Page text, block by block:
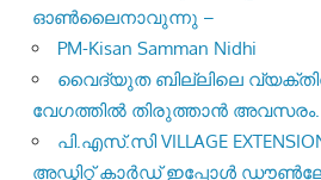
ഓൺലൈനാവുന്നു –
PM-Kisan Samman Nidhi
വൈദ്യുത ബില്ലിലെ
വേഗത്തിൽ തിരുത്താൻ അവസരം.
പി.എസ്.സി VILLAGE
അഡ്മിറ്റ് കാർഡ് ഇപ്പോൾ